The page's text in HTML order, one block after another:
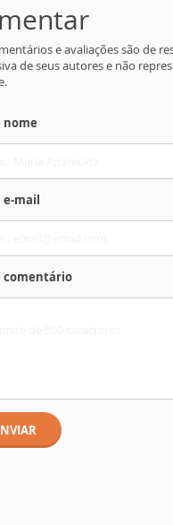
e avaliações são de
de seus autores e não
nome
e-mail
comentário